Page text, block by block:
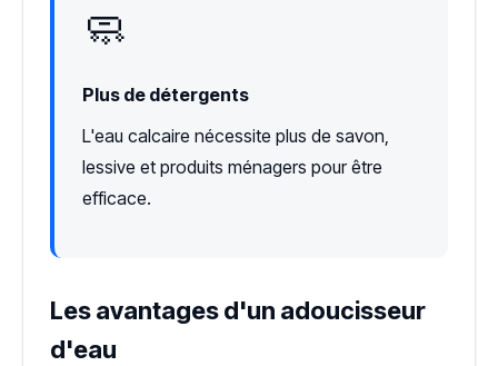
🧼
Plus de détergents
L'eau calcaire nécessite plus de savon,
lessive et produits ménagers pour être
efficace.
Les avantages d'un adoucisseur
d'eau